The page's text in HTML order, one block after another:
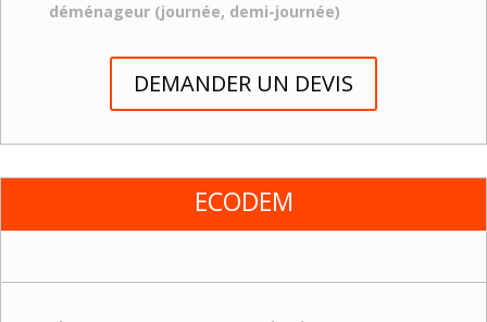
déménageur (journée, demi-journée)
DEMANDER UN DEVIS
ECODEM